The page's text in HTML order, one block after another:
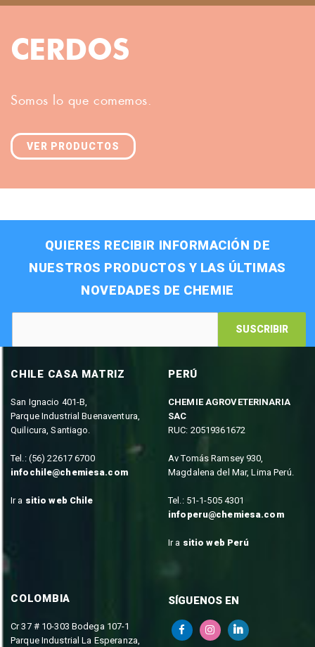
CERDOS
Somos lo que comemos.
VER PRODUCTOS
QUIERES RECIBIR INFORMACIÓN DE
NUESTROS PRODUCTOS Y LAS ÚLTIMAS
NOVEDADES DE CHEMIE
SUSCRIBIR
CHILE CASA MATRIZ
San Ignacio 401-B,
Parque Industrial Buenaventura,
Quilicura, Santiago.
Tel.: (56) 22617 6700
infochile@chemiesa.com
Ir a sitio web Chile
PERÚ
CHEMIE AGROVETERINARIA
SAC
RUC: 20519361672
Av Tomás Ramsey 930,
Magdalena del Mar, Lima Perú.
Tel.: 51-1-505 4301
infoperu@chemiesa.com
Ir a sitio web Perú
COLOMBIA
Cr 37 # 10-303 Bodega 107-1
Parque Industrial La Esperanza,
SÍGUENOS EN